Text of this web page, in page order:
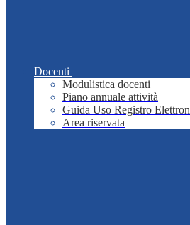
Docenti
Modulistica docenti
Piano annuale attività
Guida Uso Registro
Area riservata